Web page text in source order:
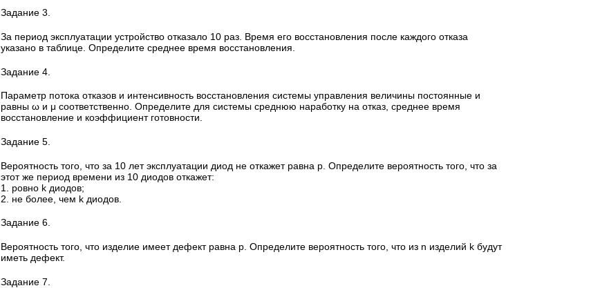
Задание 3.
За период эксплуатации устройство отказало 10 раз. Время его восстановления после каждого отказа
указано в таблице. Определите среднее время восстановления.
Задание 4.
Параметр потока отказов и интенсивность восстановления системы управления величины постоянные и
равны ω и μ соответственно. Определите для системы среднюю наработку на отказ, среднее время
восстановление и коэффициент готовности.
Задание 5.
Вероятность того, что за 10 лет эксплуатации диод не откажет равна p. Определите вероятность того, что за
этот же период времени из 10 диодов откажет:
1. ровно k диодов;
2. не более, чем k диодов.
Задание 6.
Вероятность того, что изделие имеет дефект равна p. Определите вероятность того, что из n изделий k будут
иметь дефект.
Задание 7.